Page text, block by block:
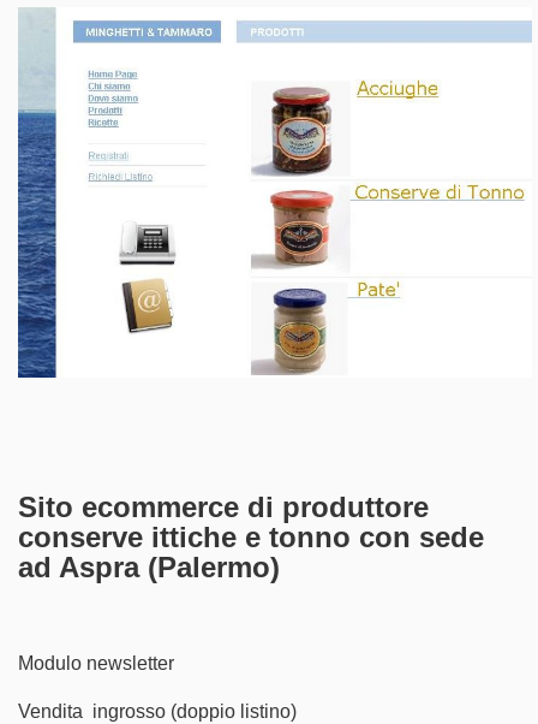
Sito ecommerce di produttore
conserve ittiche e tonno con sede
ad Aspra (Palermo)
Modulo newsletter
Vendita ingrosso (doppio listino)